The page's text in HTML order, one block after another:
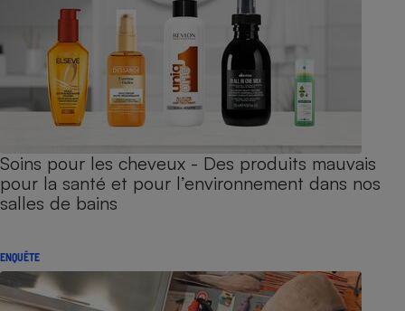
Soins pour les cheveux - Des produits mauvais
pour la santé et pour l’environnement dans nos
salles de bains
ENQUÊTE